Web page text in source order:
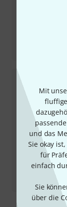
Mit
und das
Sie okay
für
einfach
Sie
über die
Tama Stewart
Testbericht
PDP Concept
Bronze